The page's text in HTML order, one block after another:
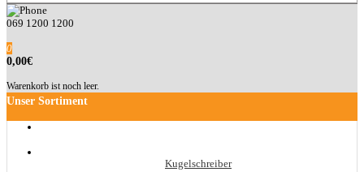
069 1200 1200
0
0,00€
Warenkorb ist noch leer.
Unser Sortiment
Kugelschreiber